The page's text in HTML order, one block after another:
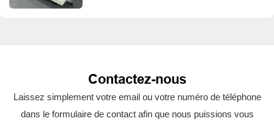
Contactez-nous
Laissez simplement votre email ou votre numéro de téléphone
dans le formulaire de contact afin que nous puissions vous